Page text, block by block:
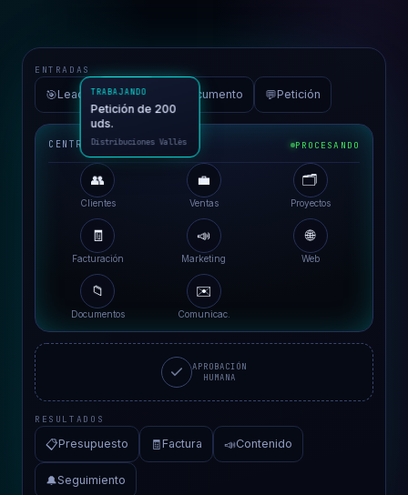
ENTRADAS
🎯Lead 📮Email Documento 💬Petición
CENTRO DE OPERACIONES PROCESANDO
👥
Clientes
💼
Ventas
🗂️
Proyectos
🧾
Facturación
📣
Marketing
🌐
Web
📁
Documentos
✉️
Comunicac.
APROBACIÓN
HUMANA
RESULTADOS
📋Presupuesto 🧾Factura 📣Contenido
🔔Seguimiento
TRABAJANDO
Distribuciones Vallès